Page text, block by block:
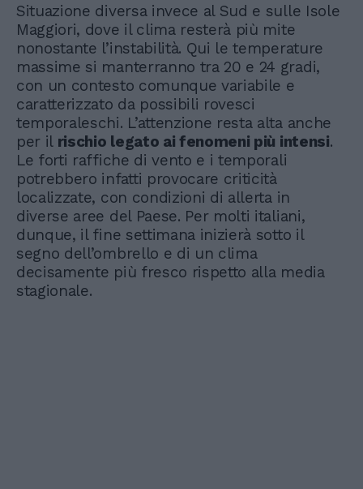
Situazione diversa invece al Sud e sulle Isole
Maggiori, dove il clima resterà più mite
nonostante l’instabilità. Qui le temperature
massime si manterranno tra 20 e 24 gradi,
con un contesto comunque variabile e
caratterizzato da possibili rovesci
temporaleschi. L’attenzione resta alta anche
per il rischio legato ai fenomeni più intensi.
Le forti raffiche di vento e i temporali
potrebbero infatti provocare criticità
localizzate, con condizioni di allerta in
diverse aree del Paese. Per molti italiani,
dunque, il fine settimana inizierà sotto il
segno dell’ombrello e di un clima
decisamente più fresco rispetto alla media
stagionale.